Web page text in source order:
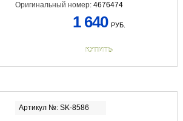
Оригинальный номер: 4676474
1 640 РУБ.
КУПИТЬ
Артикул №: SK-8586